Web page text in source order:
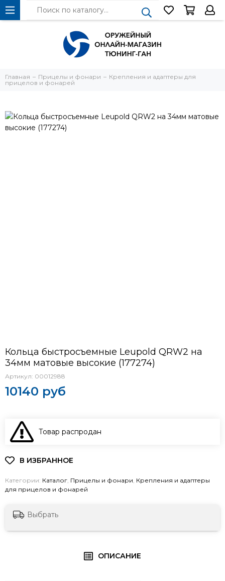
Главная Прицелы и фонари
Крепления и адаптеры для
прицелов и фонарей
Кольца быстросъемные Leupold QRW2 на
34мм матовые высокие (177274)
Артикул: 00012988
10140 руб
Товар распродан
Категории: Каталог, Прицелы и фонари, Крепления и адаптеры
для прицелов и фонарей
Выбрать
ОПИСАНИЕ